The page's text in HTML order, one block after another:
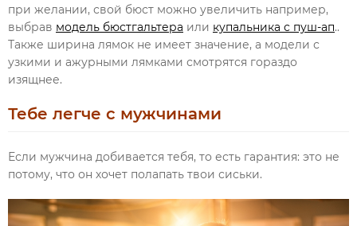
при желании, свой бюст можно увеличить например,
выбрав модель бюстгальтера или купальника с пуш-ап..
Также ширина лямок не имеет значение, а модели с
узкими и ажурными лямками смотрятся гораздо
изящнее.
Тебе легче с мужчинами
Если мужчина добивается тебя, то есть гарантия: это не
потому, что он хочет полапать твои сиськи.